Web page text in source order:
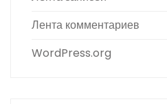
Лента комментариев
WordPress.org